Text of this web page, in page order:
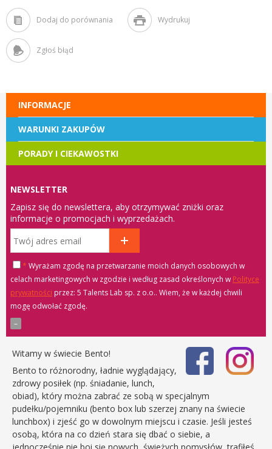
Dodaj do porównania Wydrukuj
Zgłoś błąd
INFORMACJE
WARUNKI ZAKUPÓW
PORADY I CIEKAWOSTKI
NEWSLETTER
Zapisz się do newslettera, aby otrzymywać zniżki oraz
informacje o promocjach i wyprzedażach.
* Wyrażam zgodę na przetwarzanie moich danych osobowych w
celach marketingowych w zgodzie i według zasad określonych w Polityce
prywatności
przez: 5 Talents Lab sp. z o.o.. Wiem, że w każdej chwili
mogę odwołać zgodę.
Witamy w świecie Bento!
Bento to różnorodny, ładnie wyglądający,
zdrowy posiłek (np. śniadanie, lunch,
obiad), który można zabrać ze sobą w specjalnym
pudełku/pojemniku (bento box lub szerzej znany na świecie
lunchbox) i zjeść go w dowolnym miejscu i czasie. Jeśli jesteś
osobą, która na co dzień stara się dbać o siebie, a